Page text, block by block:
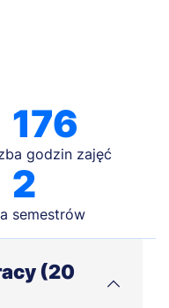
176
godzin zajęć
2
semestrów
(20